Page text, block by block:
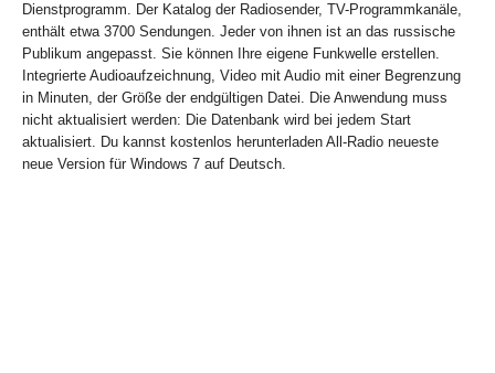
Dienstprogramm. Der Katalog der Radiosender, TV-Programmkanäle,
enthält etwa 3700 Sendungen. Jeder von ihnen ist an das russische
Publikum angepasst. Sie können Ihre eigene Funkwelle erstellen.
Integrierte Audioaufzeichnung, Video mit Audio mit einer Begrenzung
in Minuten, der Größe der endgültigen Datei. Die Anwendung muss
nicht aktualisiert werden: Die Datenbank wird bei jedem Start
aktualisiert. Du kannst kostenlos herunterladen All-Radio neueste
neue Version für Windows 7 auf Deutsch.